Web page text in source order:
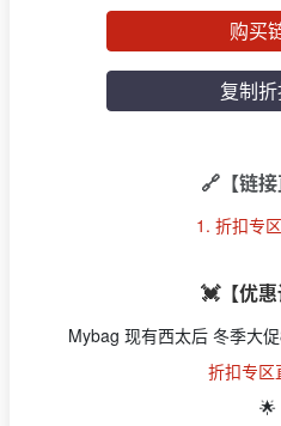
购买
复制
🔗【链接
1. 折扣专
💓【优惠
Mybag 现有西太后 冬季大
折扣专区
🌟